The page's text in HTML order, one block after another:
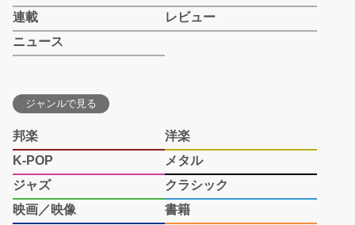
連載
レビュー
ニュース
ジャンルで見る
邦楽
洋楽
K-POP
メタル
ジャズ
クラシック
映画／映像
書籍